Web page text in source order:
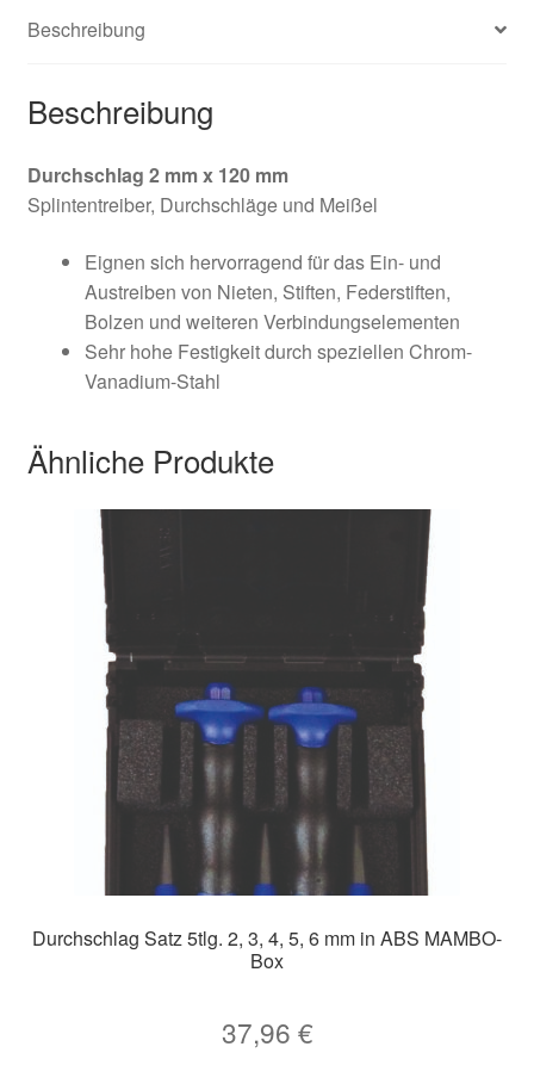
Widerruf
Zahlungsweisen
Beschreibung
Beschreibung
Durchschlag 2 mm x 120 mm
Splintentreiber, Durchschläge und Meißel
Eignen sich hervorragend für das Ein- und
Austreiben von Nieten, Stiften, Federstiften,
Bolzen und weiteren Verbindungselementen
Sehr hohe Festigkeit durch speziellen Chrom-
Vanadium-Stahl
Ähnliche Produkte
Durchschlag Satz 5tlg. 2, 3, 4, 5, 6 mm in ABS MAMBO-
Box
37,96 €